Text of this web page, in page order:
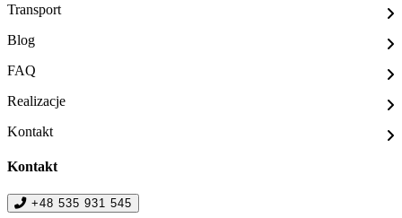
Transport
Blog
FAQ
Realizacje
Kontakt
Kontakt
+48 535 931 545